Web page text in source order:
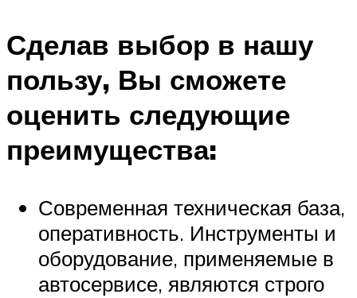
Сделав выбор в нашу
пользу, Вы сможете
оценить следующие
преимущества:
Современная техническая база,
оперативность. Инструменты и
оборудование, применяемые в
автосервисе, являются строго